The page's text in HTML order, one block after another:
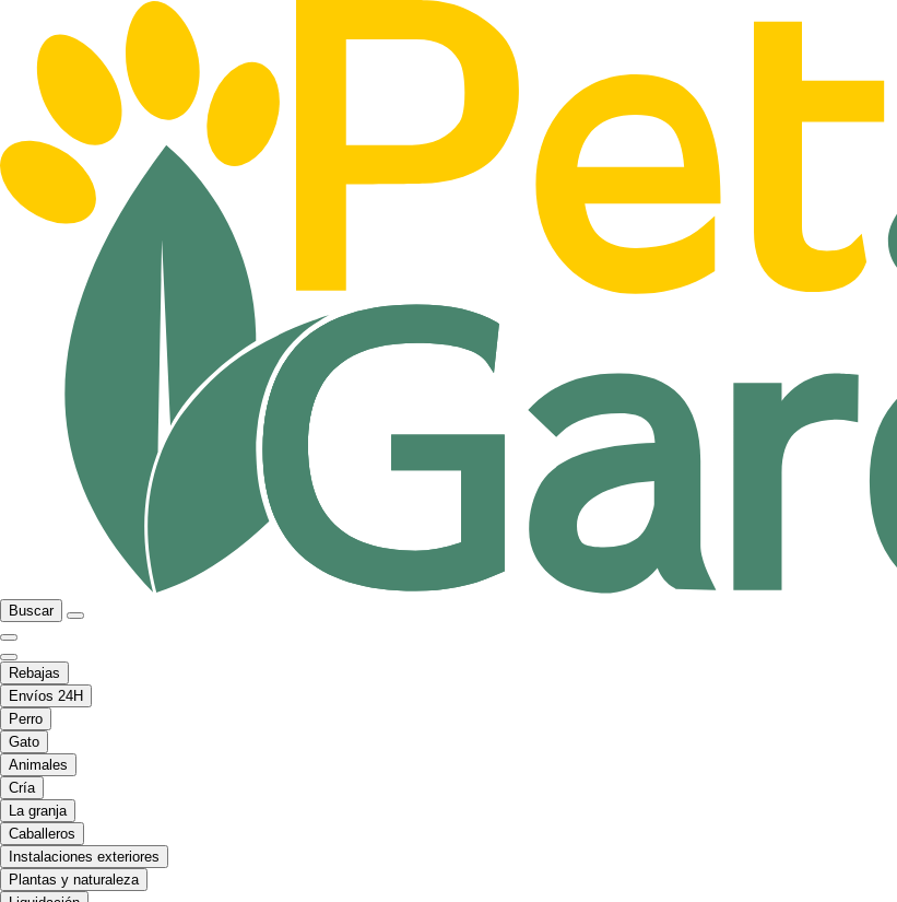
Buscar
Rebajas
Envíos 24H
Perro
Gato
Animales
Cría
La granja
Caballeros
Instalaciones exteriores
Plantas y naturaleza